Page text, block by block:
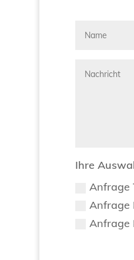
Ihre
Anfrage
Anfrage
Anfrage